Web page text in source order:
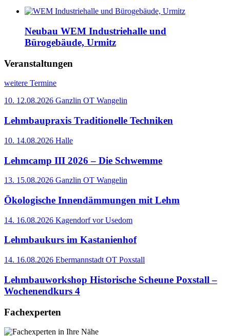
Neubau WEM Industriehalle und
Bürogebäude, Urmitz
Veranstaltungen
weitere Termine
10. 12.08.2026 Ganzlin OT Wangelin
Lehmbaupraxis Traditionelle Techniken
10. 14.08.2026 Halle
Lehmcamp III 2026 – Die Schwemme
13. 15.08.2026 Ganzlin OT Wangelin
Ökologische Innendämmungen mit Lehm
14. 16.08.2026 Kagendorf vor Usedom
Lehmbaukurs im Kastanienhof
14. 16.08.2026 Ebermannstadt OT Poxstall
Lehmbauworkshop Historische Scheune Poxstall –
Wochenendkurs 4
Fachexperten